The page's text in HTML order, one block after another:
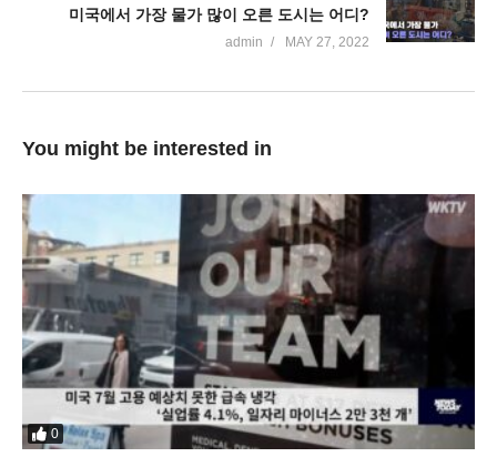
미국에서 가장 물가 많이 오른 도시는 어디?
admin MAY 27, 2022
You might be interested in
0